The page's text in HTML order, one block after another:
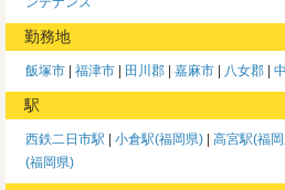
勤務地
飯塚市 福津市 田川郡 嘉麻市 八女郡
駅
西鉄二日市駅 小倉駅(福岡県) 高宮駅(福
(福岡県)